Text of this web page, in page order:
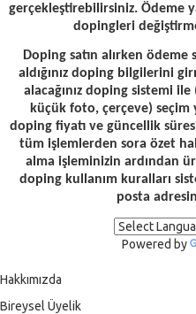
gerçekleştirebilirsiniz. Ödeme
dopingleri
Doping satın alırken ödeme
aldığınız doping bilgilerini
alacağınız doping sistemi
küçük foto, çerçeve) seçim
doping fiyatı ve güncellik
tüm işlemlerden sora özet
alma işleminizin ardından
doping kullanım kuralları
posta
Powered by
Hakkımızda
Bireysel Üyelik